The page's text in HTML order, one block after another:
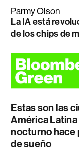
Parmy Olson
La IA está
de los chips de
Estas son las
América
nocturno hace
de sueño